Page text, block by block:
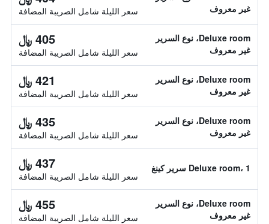
غير معروف
سعر الليلة شامل الصريبة المضافة
Deluxe room، نوع السرير
غير معروف
405 ﷼
سعر الليلة شامل الصريبة المضافة
Deluxe room، نوع السرير
غير معروف
421 ﷼
سعر الليلة شامل الصريبة المضافة
Deluxe room، نوع السرير
غير معروف
435 ﷼
سعر الليلة شامل الصريبة المضافة
Deluxe room، 1 سرير كينغ 437 ﷼
سعر الليلة شامل الصريبة المضافة
Deluxe room، نوع السرير
غير معروف
455 ﷼
سعر الليلة شامل الصريبة المضافة